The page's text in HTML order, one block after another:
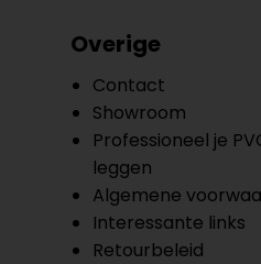
Overige
Contact
Showroom
Professioneel je
leggen
Algemene
Interessante links
Retourbeleid